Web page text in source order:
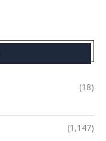
(18)
(1,147)